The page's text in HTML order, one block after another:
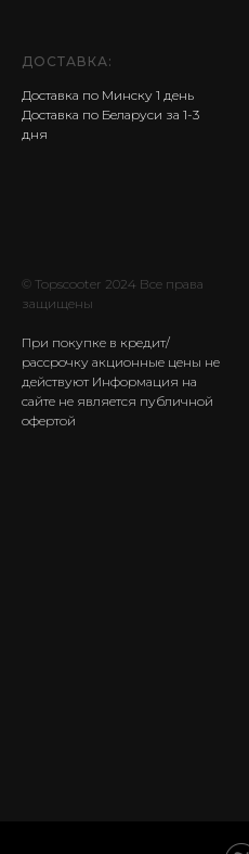
ДОСТАВКА:
Доставка по Минску 1 день
Доставка по Беларуси за 1-3
дня
© Topscooter 2024 Все права
защищены
При покупке в кредит/
рассрочку акционные цены не
действуют Информация на
сайте не является публичной
офертой